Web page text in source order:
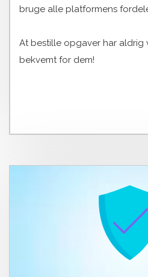
bruge alle platformens
At bestille opgaver har aldrig
bekvemt for dem!